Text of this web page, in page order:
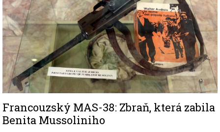
Francouzský MAS-38: Zbraň, která zabila
Benita Mussoliniho